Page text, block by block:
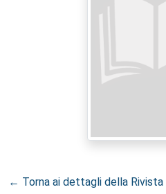
← Torna ai dettagli della Rivista